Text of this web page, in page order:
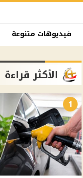
فيديوهات متنوعة
الأكثر قراءة
1